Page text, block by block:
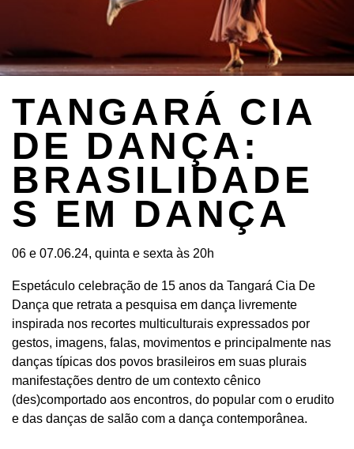
TANGARÁ CIA
DE DANÇA:
BRASILIDADE
S EM DANÇA
06 e 07.06.24, quinta e sexta às 20h
Espetáculo celebração de 15 anos da Tangará Cia De
Dança que retrata a pesquisa em dança livremente
inspirada nos recortes multiculturais expressados por
gestos, imagens, falas, movimentos e principalmente nas
danças típicas dos povos brasileiros em suas plurais
manifestações dentro de um contexto cênico
(des)comportado aos encontros, do popular com o erudito
e das danças de salão com a dança contemporânea.